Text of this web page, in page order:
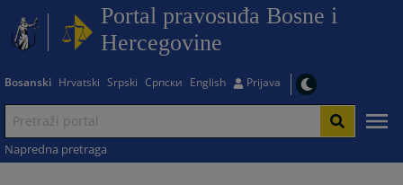
Portal pravosuđa Bosne i
Hercegovine
Bosanski Hrvatski Srpski Српски English Prijava
Napredna pretraga